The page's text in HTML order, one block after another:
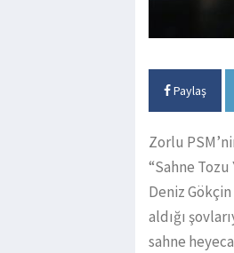
Paylaş
Zorlu
“Sahne
Deniz
aldığı
sahne